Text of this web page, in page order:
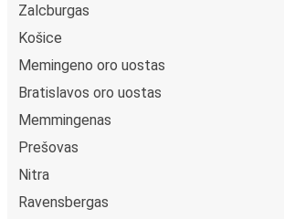
Zalcburgas
Košice
Memingeno oro uostas
Bratislavos oro uostas
Memmingenas
Prešovas
Nitra
Ravensbergas